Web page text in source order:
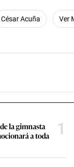
César Acuña Ver
la gimnasta
a toda
1